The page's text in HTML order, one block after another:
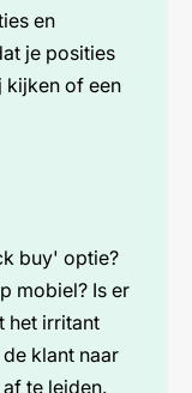
en
je posities
kijken of een
buy' optie?
mobiel? Is er
het irritant
klant naar
te leiden.